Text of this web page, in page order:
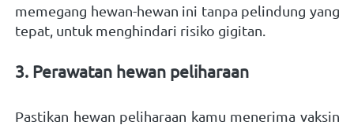
memegang hewan-hewan ini tanpa pelindung yang
tepat, untuk menghindari risiko gigitan.
3. Perawatan hewan peliharaan
Pastikan hewan peliharaan kamu menerima vaksin